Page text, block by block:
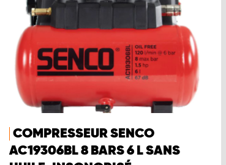
COMPRESSEUR SENCO
AC19306BL 8 BARS 6 L SANS